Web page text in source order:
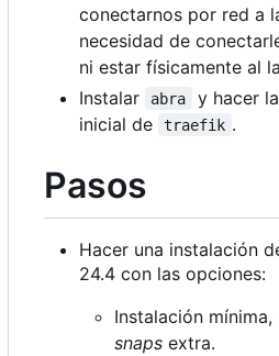
conectarnos por red a
necesidad de
ni estar físicamente al
Instalar
abra
y hacer
inicial de
traefik .
Pasos
Hacer una instalación
24.4 con las opciones:
Instalación
snaps extra.